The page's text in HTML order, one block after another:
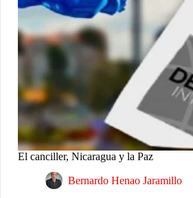
El canciller, Nicaragua y la Paz
Bernardo Henao Jaramillo